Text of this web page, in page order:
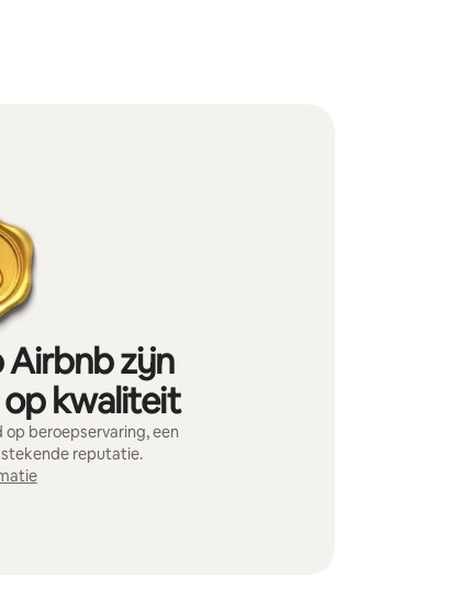
Airbnb zijn
kwaliteit
beroepservaring, een
reputatie.